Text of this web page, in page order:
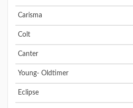
Carisma
Colt
Canter
Young- Oldtimer
Eclipse